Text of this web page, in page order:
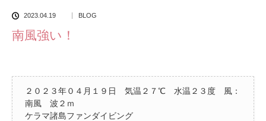
2023.04.19 BLOG
南風強い！
２０２３年０４月１９日 気温２７℃ 水温２３度 風：
南風 波２ｍ
ケラマ諸島ファンダイビング